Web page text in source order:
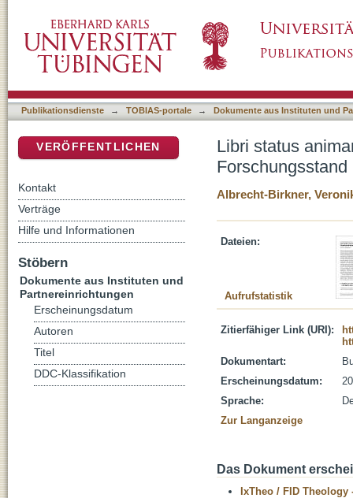
Publikationsdienste → TOBIAS-portale → Dokumente aus Instituten und
Libri status
Forschungsstand
Albrecht-Birkner,
Dateien:
Aufrufstatistik
Zitierfähiger Link (URI):
Dokumentart:
Erscheinungsdatum:
Sprache:
Zur Langanzeige
Das Dokument
IxTheo / FID Theology
VERÖFFENTLICHEN
Kontakt
Verträge
Hilfe und Informationen
Stöbern
Dokumente aus Instituten und
Partnereinrichtungen
Erscheinungsdatum
Autoren
Titel
DDC-Klassifikation